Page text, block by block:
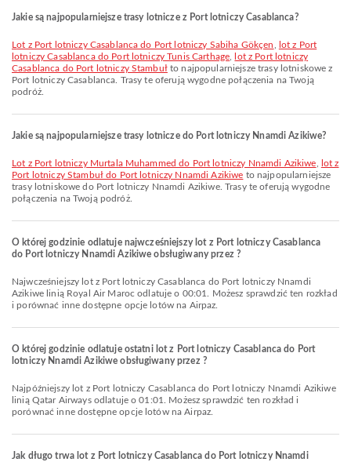
Jakie są najpopularniejsze trasy lotnicze z Port lotniczy Casablanca?
lot z Port lotniczy Casablanca do Port lotniczy Sabiha Gökçen
lot z Port
lotniczy Casablanca do Port lotniczy Tunis Carthage
lot z Port lotniczy
Casablanca do Port lotniczy Stambułto najpopularniejsze trasy lotniskowe z
Port lotniczy Casablanca. Trasy te oferują wygodne połączenia na Twoją
podróż.
Jakie są najpopularniejsze trasy lotnicze do Port lotniczy Nnamdi Azikiwe?
lot z Port lotniczy Murtala Muhammed do Port lotniczy Nnamdi Azikiwe
lot z
Port lotniczy Stambuł do Port lotniczy Nnamdi Azikiwe to najpopularniejsze
trasy lotniskowe do Port lotniczy Nnamdi Azikiwe. Trasy te oferują wygodne
połączenia na Twoją podróż.
O której godzinie odlatuje najwcześniejszy lot z Port lotniczy Casablanca
do Port lotniczy Nnamdi Azikiwe obsługiwany przez ?
Najwcześniejszy lot z Port lotniczy Casablanca do Port lotniczy Nnamdi
Azikiwe linią Royal Air Maroc odlatuje o 00:01. Możesz sprawdzić ten rozkład
i porównać inne dostępne opcje lotów na Airpaz.
O której godzinie odlatuje ostatni lot z Port lotniczy Casablanca do Port
lotniczy Nnamdi Azikiwe obsługiwany przez ?
Najpóźniejszy lot z Port lotniczy Casablanca do Port lotniczy Nnamdi Azikiwe
linią Qatar Airways odlatuje o 01:01. Możesz sprawdzić ten rozkład i
porównać inne dostępne opcje lotów na Airpaz.
Jak długo trwa lot z Port lotniczy Casablanca do Port lotniczy Nnamdi